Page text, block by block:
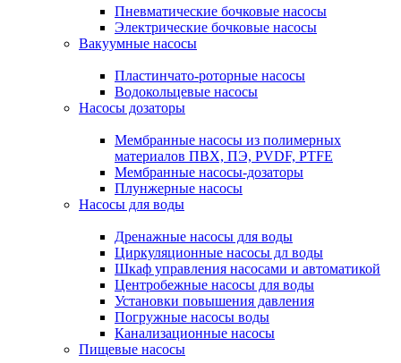
Пневматические бочковые насосы
Электрические бочковые насосы
Вакуумные насосы
Пластинчато-роторные насосы
Водокольцевые насосы
Насосы дозаторы
Мембранные насосы из полимерных
материалов ПВХ, ПЭ, PVDF, PTFE
Мембранные насосы-дозаторы
Плунжерные насосы
Насосы для воды
Дренажные насосы для воды
Циркуляционные насосы дл воды
Шкаф управления насосами и автоматикой
Центробежные насосы для воды
Установки повышения давления
Погружные насосы воды
Канализационные насосы
Пищевые насосы